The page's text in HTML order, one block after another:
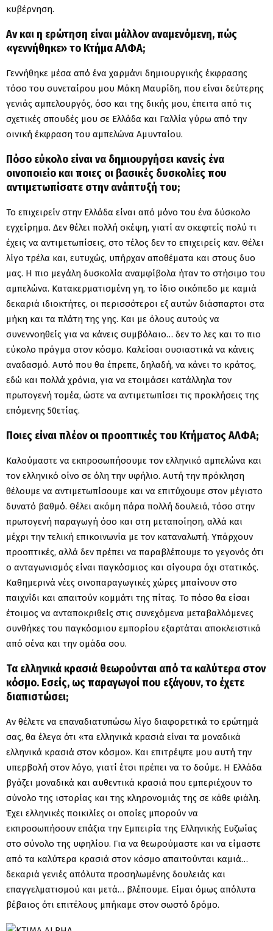
κυβέρνηση.
Αν και η ερώτηση είναι μάλλον αναμενόμενη, πώς
«γεννήθηκε» το Κτήμα ΑΛΦΑ;
Γεννήθηκε μέσα από ένα χαρμάνι δημιουργικής έκφρασης
τόσο του συνεταίρου μου Μάκη Μαυρίδη, που είναι δεύτερης
γενιάς αμπελουργός, όσο και της δικής μου, έπειτα από τις
σχετικές σπουδές μου σε Ελλάδα και Γαλλία γύρω από την
οινική έκφραση του αμπελώνα Αμυνταίου.
Πόσο εύκολο είναι να δημιουργήσει κανείς ένα
οινοποιείο και ποιες οι βασικές δυσκολίες που
αντιμετωπίσατε στην ανάπτυξή του;
Το επιχειρείν στην Ελλάδα είναι από μόνο του ένα δύσκολο
εγχείρημα. Δεν θέλει πολλή σκέψη, γιατί αν σκεφτείς πολύ τι
έχεις να αντιμετωπίσεις, στο τέλος δεν το επιχειρείς καν. Θέλει
λίγο τρέλα και, ευτυχώς, υπήρχαν αποθέματα και στους δυο
μας. Η πιο μεγάλη δυσκολία αναμφίβολα ήταν το στήσιμο του
αμπελώνα. Κατακερματισμένη γη, το ίδιο οικόπεδο με καμιά
δεκαριά ιδιοκτήτες, οι περισσότεροι εξ αυτών διάσπαρτοι στα
μήκη και τα πλάτη της γης. Και με όλους αυτούς να
συνεννοηθείς για να κάνεις συμβόλαιο… δεν το λες και το πιο
εύκολο πράγμα στον κόσμο. Καλείσαι ουσιαστικά να κάνεις
αναδασμό. Αυτό που θα έπρεπε, δηλαδή, να κάνει το κράτος,
εδώ και πολλά χρόνια, για να ετοιμάσει κατάλληλα τον
πρωτογενή τομέα, ώστε να αντιμετωπίσει τις προκλήσεις της
επόμενης 50ετίας.
Ποιες είναι πλέον οι προοπτικές του Κτήματος ΑΛΦΑ;
Καλούμαστε να εκπροσωπήσουμε τον ελληνικό αμπελώνα και
τον ελληνικό οίνο σε όλη την υφήλιο. Αυτή την πρόκληση
θέλουμε να αντιμετωπίσουμε και να επιτύχουμε στον μέγιστο
δυνατό βαθμό. Θέλει ακόμη πάρα πολλή δουλειά, τόσο στην
πρωτογενή παραγωγή όσο και στη μεταποίηση, αλλά και
μέχρι την τελική επικοινωνία με τον καταναλωτή. Υπάρχουν
προοπτικές, αλλά δεν πρέπει να παραβλέπουμε το γεγονός ότι
ο ανταγωνισμός είναι παγκόσμιος και σίγουρα όχι στατικός.
Καθημερινά νέες οινοπαραγωγικές χώρες μπαίνουν στο
παιχνίδι και απαιτούν κομμάτι της πίτας. Το πόσο θα είσαι
έτοιμος να ανταποκριθείς στις συνεχόμενα μεταβαλλόμενες
συνθήκες του παγκόσμιου εμπορίου εξαρτάται αποκλειστικά
από σένα και την ομάδα σου.
Τα ελληνικά κρασιά θεωρούνται από τα καλύτερα στον
κόσμο. Εσείς, ως παραγωγοί που εξάγουν, το έχετε
διαπιστώσει;
Αν θέλετε να επαναδιατυπώσω λίγο διαφορετικά το ερώτημά
σας, θα έλεγα ότι «τα ελληνικά κρασιά είναι τα μοναδικά
ελληνικά κρασιά στον κόσμο». Και επιτρέψτε μου αυτή την
υπερβολή στον λόγο, γιατί έτσι πρέπει να το δούμε. Η Ελλάδα
βγάζει μοναδικά και αυθεντικά κρασιά που εμπεριέχουν το
σύνολο της ιστορίας και της κληρονομιάς της σε κάθε φιάλη.
Έχει ελληνικές ποικιλίες οι οποίες μπορούν να
εκπροσωπήσουν επάξια την Εμπειρία της Ελληνικής Ευζωίας
στο σύνολο της υφηλίου. Για να θεωρούμαστε και να είμαστε
από τα καλύτερα κρασιά στον κόσμο απαιτούνται καμιά…
δεκαριά γενιές απόλυτα προσηλωμένης δουλειάς και
επαγγελματισμού και μετά… βλέπουμε. Είμαι όμως απόλυτα
βέβαιος ότι επιτέλους μπήκαμε στον σωστό δρόμο.